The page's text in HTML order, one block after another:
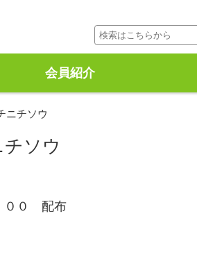
テンツに移動
会員紹介
ニチソウ
ソウ
００ 配布